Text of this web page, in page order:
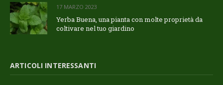
17 MARZO 2023
Yerba Buena, una pianta con molte proprietà da
coltivare nel tuo giardino
ARTICOLI INTERESSANTI